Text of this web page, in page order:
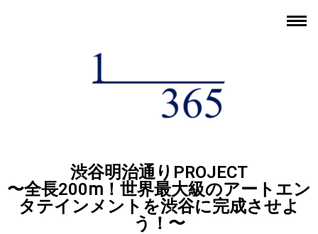
渋谷明治通りPROJECT
〜全長200ⅿ！世界最大級のアートエン
タテインメントを渋谷に完成させよ
う！〜